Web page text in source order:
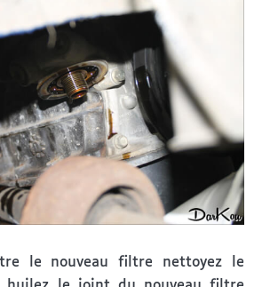
le nouveau filtre nettoyez le